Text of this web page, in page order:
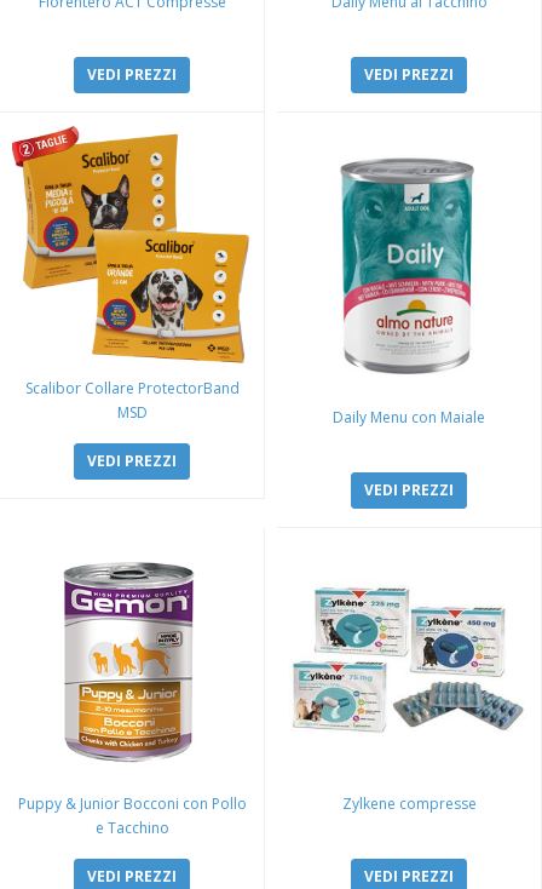
VEDI PREZZI VEDI PREZZI
Scalibor Collare ProtectorBand
MSD
VEDI PREZZI
Daily Menu con Maiale
VEDI PREZZI
Puppy & Junior Bocconi con Pollo
e Tacchino
VEDI PREZZI
Zylkene compresse
VEDI PREZZI